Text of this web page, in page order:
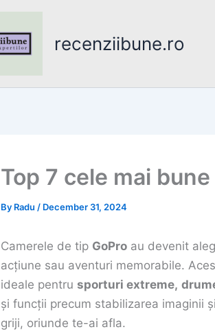
recenziibune.ro
Top 7 cele mai
By Radu / December 31, 2024
Camerele de tip GoProau devenit
acțiune sau aventuri memorabile.
ideale pentru sporturi extreme,
și funcții precum stabilizarea imaginii
griji, oriunde te-ai afla.